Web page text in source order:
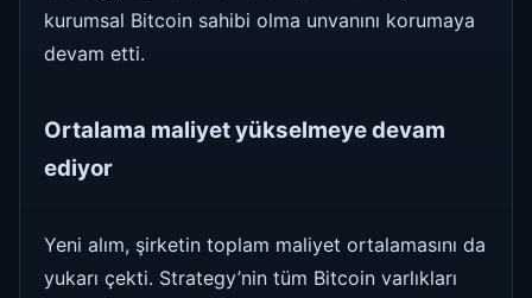
kurumsal Bitcoin sahibi olma unvanını korumaya
devam etti.
Ortalama maliyet yükselmeye devam
ediyor
Yeni alım, şirketin toplam maliyet ortalamasını da
yukarı çekti. Strategy’nin tüm Bitcoin varlıkları